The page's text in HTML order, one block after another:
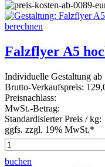
Falzflyer A5
Individuelle Gestaltung ab
Brutto-Verkaufspreis:
Preisnachlass:
MwSt.-Betrag:
Standardisierter Preis / kg:
ggfs. zzgl. 19% MwSt.*
buchen